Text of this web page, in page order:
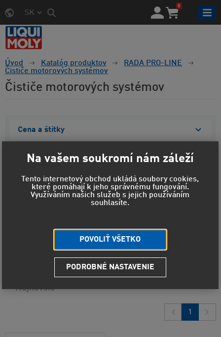
SK
0
Úvod Katalóg produktov
RADA PRO-LINE
Čističe motorových systémov
Čističe motorových systémov
Cena a štítky
Materiál obalu
Zobraziť vybrané
Predvolené radenie
Od najlacnejšieho
Od najdrahšieho
Najnovšie
1produkt
1
Na vašem soukromí nám záleží
Tento internetový obchod ukládá soubory cookies,
které pomáhají k jeho správnému fungování.
Využíváním našich služeb s jejich používáním
souhlasíte.
POVOLIŤ VŠETKO
PODROBNÉ NASTAVENIE